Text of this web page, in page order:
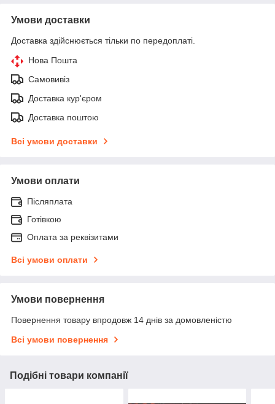
Умови доставки
Доставка здійснюється тільки по передоплаті.
Нова Пошта
Самовивіз
Доставка кур'єром
Доставка поштою
Всі умови доставки
Умови оплати
Післяплата
Готівкою
Оплата за реквізитами
Всі умови оплати
Умови повернення
Повернення товару впродовж 14 днів за домовленістю
Всі умови повернення
Подібні товари компанії